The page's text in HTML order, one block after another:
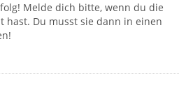
Melde dich bitte, wenn du die
hast. Du musst sie dann in einen